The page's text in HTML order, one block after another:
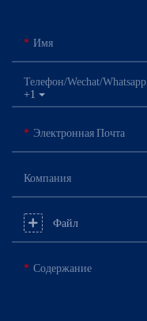
Имя
+1
Телефон/Wechat/Whatsapp
Электронная Почта
Компания
Файл
Содержание